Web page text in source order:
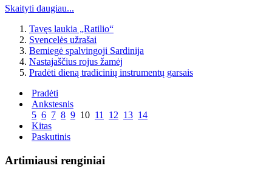
Skaityti daugiau...
Tavęs laukia „Ratilio“
Svencelės užrašai
Bemiegė spalvingoji Sardinija
Nastajaščius rojus žamėj
Pradėti dieną tradicinių instrumentų garsais
Pradėti
Ankstesnis
5 6 7 8 9 10 11 12 13 14
Kitas
Paskutinis
Artimiausi renginiai